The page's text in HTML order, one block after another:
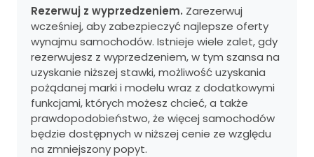
Rezerwuj z wyprzedzeniem. Zarezerwuj
wcześniej, aby zabezpieczyć najlepsze oferty
wynajmu samochodów. Istnieje wiele zalet, gdy
rezerwujesz z wyprzedzeniem, w tym szansa na
uzyskanie niższej stawki, możliwość uzyskania
pożądanej marki i modelu wraz z dodatkowymi
funkcjami, których możesz chcieć, a także
prawdopodobieństwo, że więcej samochodów
będzie dostępnych w niższej cenie ze względu
na zmniejszony popyt.